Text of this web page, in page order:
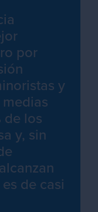
por
y
de los
y, sin
de casi